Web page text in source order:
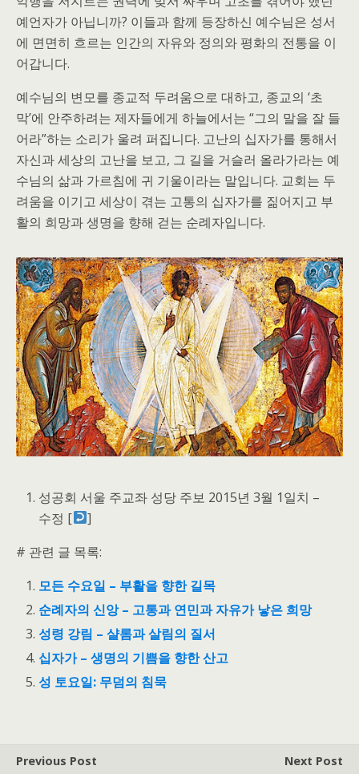
예언자가 아닙니까? 이들과 함께 등장하신 예수님은 성서
에 면면히 흐르는 인간의 자유와 정의와 평화의 전통을 이
어갑니다.
예수님의 변모를 종교적 두려움으로 대하고, 종교의 ‘초
막’에 안주하려는 제자들에게 하늘에서는 “그의 말을 잘 들
어라”하는 소리가 울려 퍼집니다. 고난의 십자가를 통해서
자신과 세상의 고난을 보고, 그 길을 거슬러 올라가라는 예
수님의 삶과 가르침에 귀 기울이라는 말입니다. 교회는 두
려움을 이기고 세상이 겪는 고통의 십자가를 짊어지고 부
활의 희망과 생명을 향해 걷는 순례자입니다.
성공회 서울 주교좌 성당 주보 2015년 3월 1일치 –
수정 [
]
# 관련 글 목록:
모든 수요일 – 부활을 향한 길목
순례자의 신앙 – 고통과 연민과 자유가 낳은 희망
성령 강림 – 샬롬과 살림의 질서
십자가 – 생명의 기쁨을 향한 산고
성 토요일: 무덤의 침묵
Previous Post
Next Post